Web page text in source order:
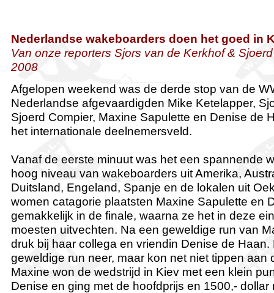
Nederlandse wakeboarders doen het goed in
Van onze reporters Sjors van de Kerkhof &
2008
Afgelopen weekend was de derde stop van de
Nederlandse afgevaardigden Mike Ketelapper,
Sjoerd Compier, Maxine Sapulette en Denise de
het internationale deelnemersveld.
Vanaf de eerste minuut was het een spannende
hoog niveau van wakeboarders uit Amerika,
Duitsland, Engeland, Spanje en de lokalen uit
women catagorie plaatsten Maxine Sapulette en
gemakkelijk in de finale, waarna ze het in deze
moesten uitvechten. Na een geweldige run van
druk bij haar collega en vriendin Denise de
geweldige run neer, maar kon net niet tippen aan
Maxine won de wedstrijd in Kiev met een klein
Denise en ging met de hoofdprijs en 1500,- dollar